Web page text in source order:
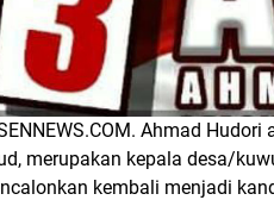
Ahmad
merupakan kepala desa/
kembali menjadi